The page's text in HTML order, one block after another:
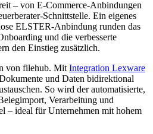
– von E-Commerce-Anbindungen
Schnittstelle. Ein eigenes
ELSTER-Anbindung runden das
und die verbesserte
den Einstieg zusätzlich.
von filehub. Mit Integration Lexware
und Daten bidirektional
So wird der automatisierte,
Verarbeitung und
– ideal für Unternehmen mit hohem